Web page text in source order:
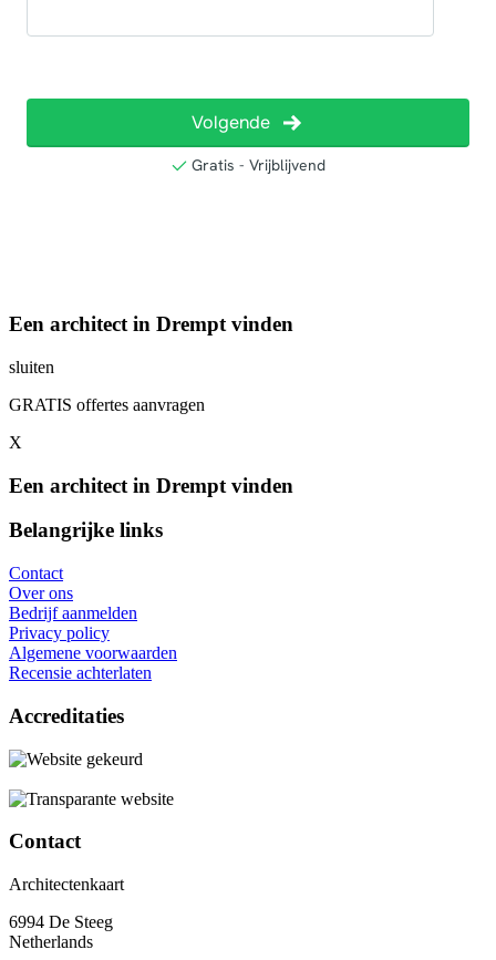
Een architect in Drempt vinden
sluiten
GRATIS offertes aanvragen
X
Een architect in Drempt vinden
Belangrijke links
Contact
Over ons
Bedrijf aanmelden
Privacy policy
Algemene voorwaarden
Recensie achterlaten
Accreditaties
Contact
Architectenkaart
6994 De Steeg
Netherlands